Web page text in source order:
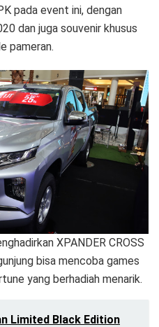
pada event ini, dengan
dan juga souvenir khusus
pameran.
XPANDER CROSS
bisa mencoba games
yang berhadiah menarik.
Limited Black Edition